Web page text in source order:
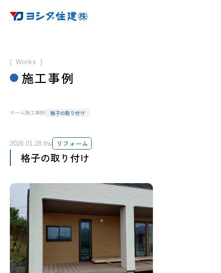
Works
施工事例
ホーム施工事例 格子の取り付け
2026.01.28 thu リフォーム
格子の取り付け
ホーム
特徴
家造りの基礎知識
施工事例
お客様の声
訳ありリフォーム